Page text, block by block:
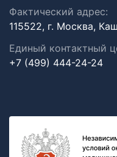
Фактический адрес:
115522, г. Москва,
Единый контактный
+7 (499) 444-24-24